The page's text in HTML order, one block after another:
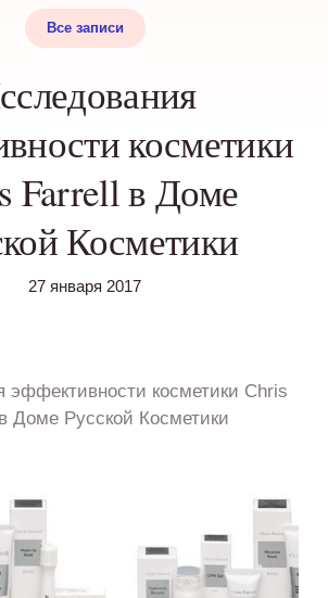
Все записи
косметики
Farrell в Доме
Косметики
27 января 2017
эффективности косметики Chris
Доме Русской Косметики